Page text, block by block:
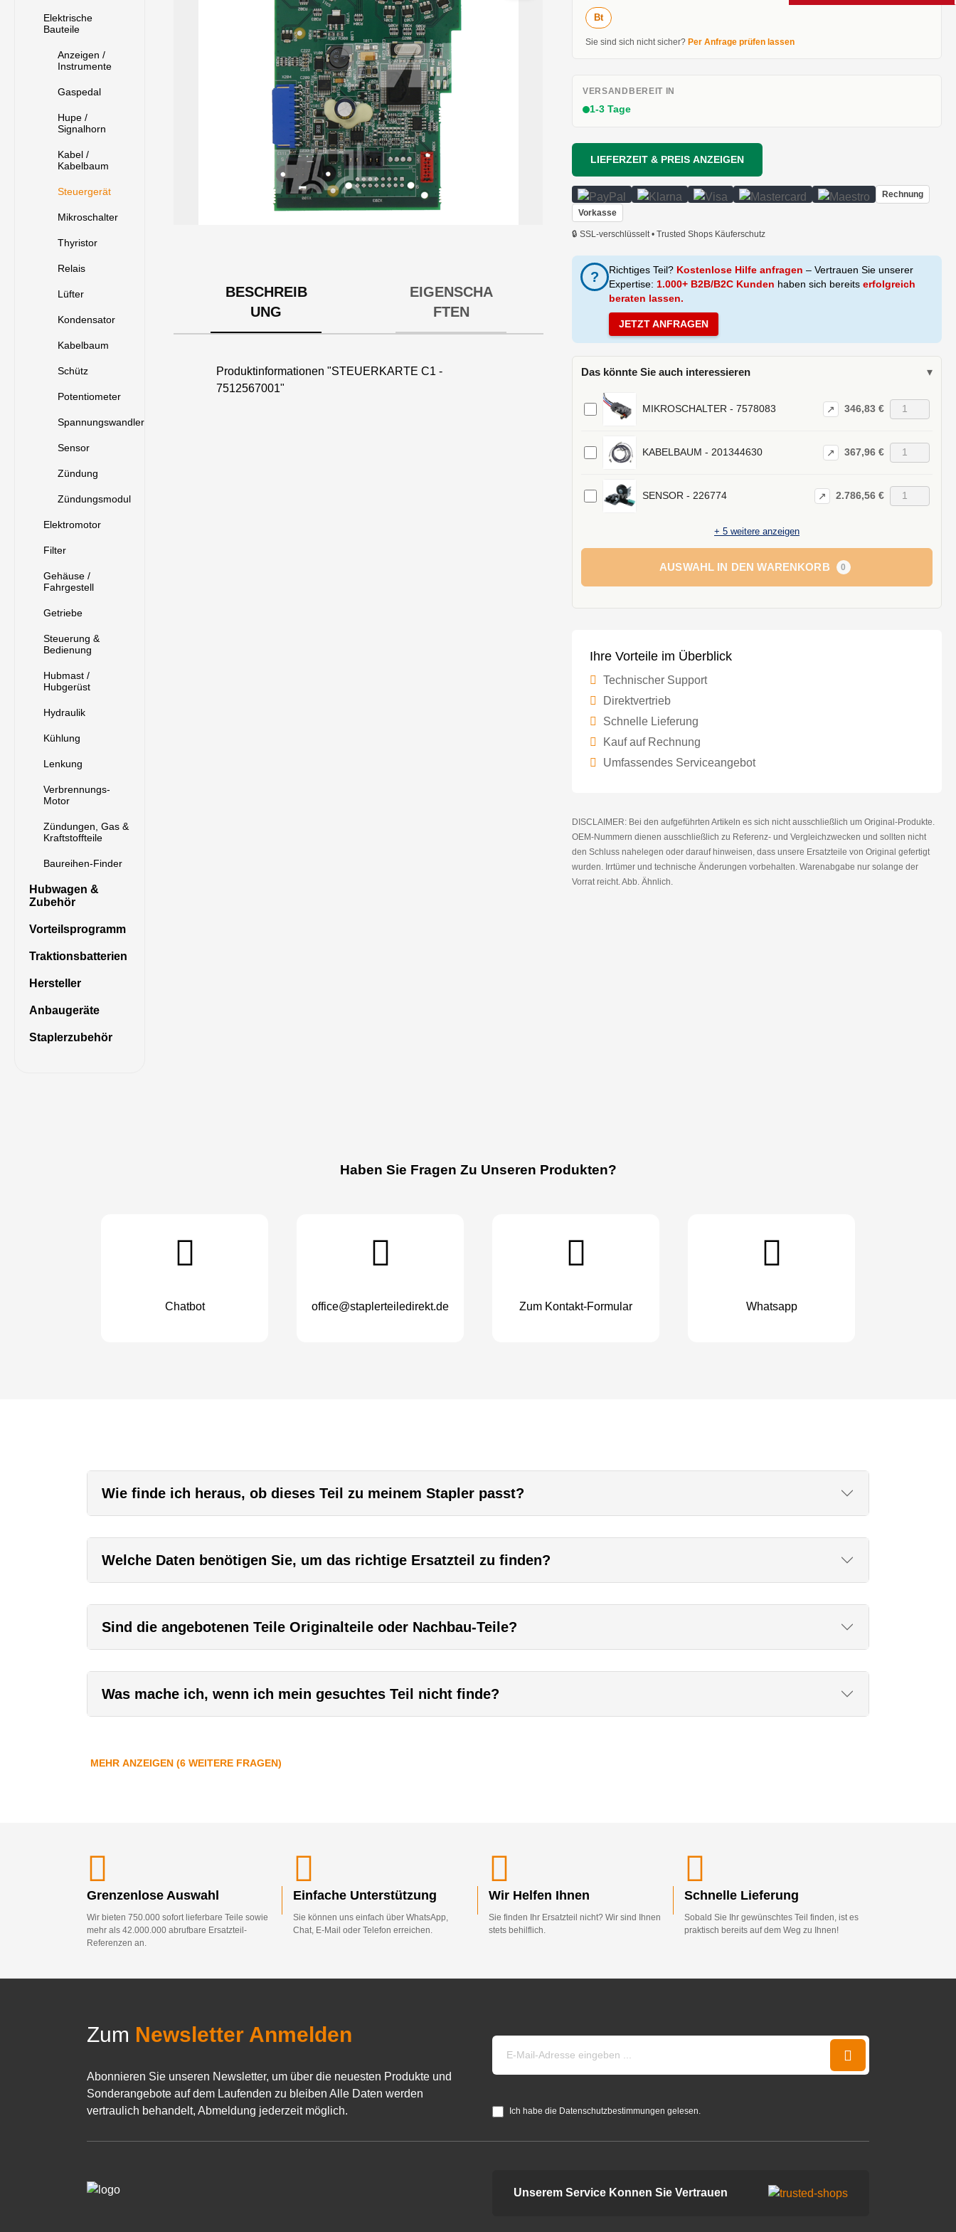
Elektrische
Bauteile
Anzeigen /
Instrumente
Gaspedal
Hupe /
Signalhorn
Kabel /
Kabelbaum
Steuergerät
Mikroschalter
Thyristor
Relais
Lüfter
Kondensator
Kabelbaum
Schütz
Potentiometer
Spannungswandler
Sensor
Zündung
Zündungsmodul
Elektromotor
Filter
Gehäuse /
Fahrgestell
Getriebe
Steuerung &
Bedienung
Hubmast /
Hubgerüst
Hydraulik
Kühlung
Lenkung
Verbrennungs-
Motor
Zündungen, Gas &
Kraftstoffteile
Baureihen-Finder
Hubwagen &
Zubehör
Vorteilsprogramm
Traktionsbatterien
Hersteller
Anbaugeräte
Staplerzubehör
BESCHREIB
UNG
EIGENSCHA
FTEN
Produktinformationen "STEUERKARTE C1 -
7512567001"
Bt
Sie sind sich nicht sicher? Per Anfrage prüfen lassen
VERSANDBEREIT IN
1-3 Tage
LIEFERZEIT & PREIS ANZEIGEN
Rechnung
Vorkasse
🔒 SSL-verschlüsselt • Trusted Shops Käuferschutz
? Richtiges Teil? Kostenlose Hilfe anfragen – Vertrauen Sie unserer
Expertise: 1.000+ B2B/B2C Kunden haben sich bereits erfolgreich
beraten lassen.
JETZT ANFRAGEN
Das könnte Sie auch interessieren ▾
MIKROSCHALTER - 7578083 ↗ 346,83 €
KABELBAUM - 201344630 ↗ 367,96 €
SENSOR - 226774 ↗ 2.786,56 €
+ 5 weitere anzeigen
AUSWAHL IN DEN WARENKORB 0
Ihre Vorteile im Überblick
Technischer Support
Direktvertrieb
Schnelle Lieferung
Kauf auf Rechnung
Umfassendes Serviceangebot
DISCLAIMER: Bei den aufgeführten Artikeln es sich nicht ausschließlich um Original-Produkte.
OEM-Nummern dienen ausschließlich zu Referenz- und Vergleichzwecken und sollten nicht
den Schluss nahelegen oder darauf hinweisen, dass unsere Ersatzteile von Original gefertigt
wurden. Irrtümer und technische Änderungen vorbehalten. Warenabgabe nur solange der
Vorrat reicht. Abb. Ähnlich.
Haben Sie Fragen Zu Unseren Produkten?
Chatbot office@staplerteiledirekt.de Zum Kontakt-Formular Whatsapp
Wie finde ich heraus, ob dieses Teil zu meinem Stapler passt?
Welche Daten benötigen Sie, um das richtige Ersatzteil zu finden?
Sind die angebotenen Teile Originalteile oder Nachbau-Teile?
Was mache ich, wenn ich mein gesuchtes Teil nicht finde?
MEHR ANZEIGEN (6 WEITERE FRAGEN)
Grenzenlose Auswahl
Wir bieten 750.000 sofort lieferbare Teile sowie
mehr als 42.000.000 abrufbare Ersatzteil-
Referenzen an.
Einfache Unterstützung
Sie können uns einfach über WhatsApp,
Chat, E-Mail oder Telefon erreichen.
Wir Helfen Ihnen
Sie finden Ihr Ersatzteil nicht? Wir sind Ihnen
stets behilflich.
Schnelle Lieferung
Sobald Sie Ihr gewünschtes Teil finden, ist es
praktisch bereits auf dem Weg zu Ihnen!
Zum Newsletter Anmelden
Abonnieren Sie unseren Newsletter, um über die neuesten Produkte und
Sonderangebote auf dem Laufenden zu bleiben Alle Daten werden
vertraulich behandelt, Abmeldung jederzeit möglich.
Ich habe die Datenschutzbestimmungen gelesen.
Unserem Service Konnen Sie Vertrauen